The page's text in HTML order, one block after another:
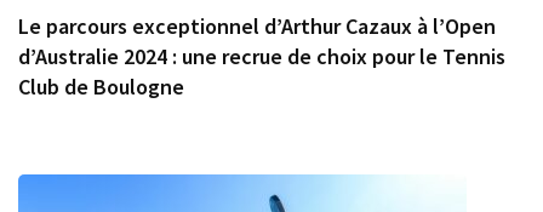
Le parcours exceptionnel d’Arthur Cazaux à l’Open
d’Australie 2024 : une recrue de choix pour le Tennis
Club de Boulogne